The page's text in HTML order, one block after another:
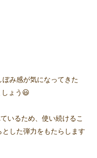
み感が気になってきた
ょう😃
いるため、使い続けるこ
した弾力をもたらします